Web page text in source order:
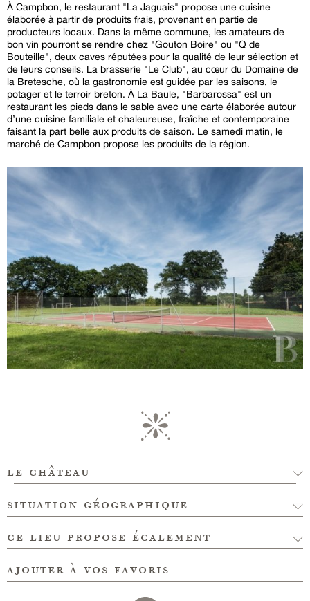
À Campbon, le restaurant "La Jaguais" propose une cuisine
élaborée à partir de produits frais, provenant en partie de
producteurs locaux. Dans la même commune, les amateurs de
bon vin pourront se rendre chez "Gouton Boire" ou "Q de
Bouteille", deux caves réputées pour la qualité de leur sélection et
de leurs conseils. La brasserie "Le Club", au cœur du Domaine de
la Bretesche, où la gastronomie est guidée par les saisons, le
potager et le terroir breton. À La Baule, "Barbarossa" est un
restaurant les pieds dans le sable avec une carte élaborée autour
d’une cuisine familiale et chaleureuse, fraîche et contemporaine
faisant la part belle aux produits de saison. Le samedi matin, le
marché de Campbon propose les produits de la région.
le château
situation géographique
ce lieu propose également
ajouter à vos favoris